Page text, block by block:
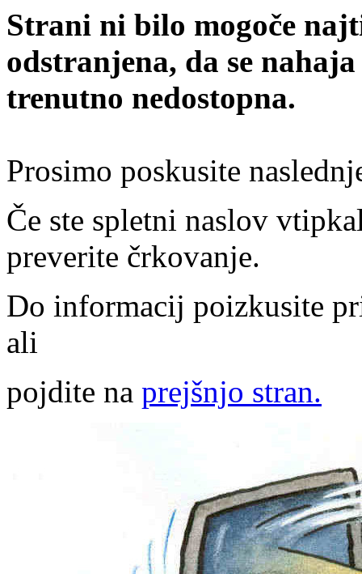
Strani ni bilo mogoče
odstranjena, da se
trenutno nedostopna.
Prosimo poskusite
Če ste spletni naslov
preverite črkovanje.
Do informacij poizkusite
ali
pojdite na prejšnjo stran.